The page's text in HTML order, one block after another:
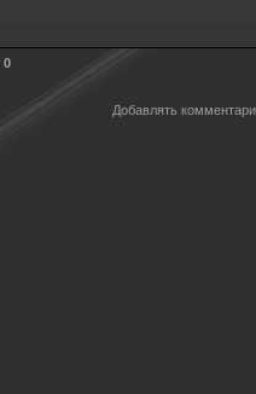
0
Добавлять